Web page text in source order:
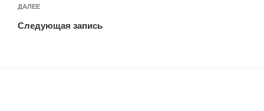
Следующая
запись
ДАЛЕЕ
Следующая запись